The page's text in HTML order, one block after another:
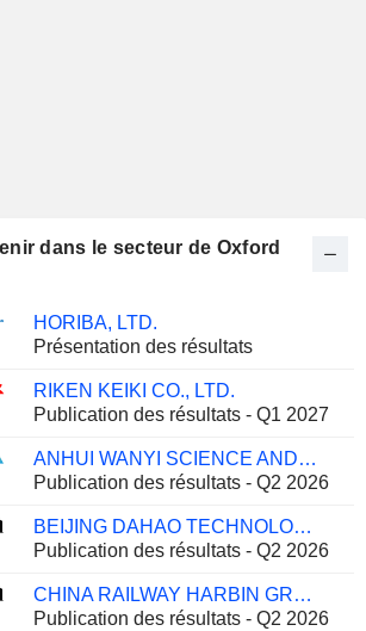
dans le secteur de Oxford
HORIBA, LTD.
Présentation des résultats
RIKEN KEIKI CO., LTD.
Publication des résultats - Q1 2027
ANHUI WANYI SCIENCE AND TECHNOLOGY CO.,LTD.
Publication des résultats - Q2 2026
BEIJING DAHAO TECHNOLOGY CORP.,LTD
Publication des résultats - Q2 2026
CHINA RAILWAY HARBIN GROUP OF TECHNOLOGY CORPORATION
Publication des résultats - Q2 2026